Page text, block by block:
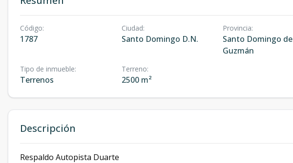
Código:
1787
Ciudad:
Santo Domingo D.N.
Provincia:
Santo Domingo de
Guzmán
Tipo de inmueble:
Terrenos
Terreno:
2500 m²
Descripción
Respaldo Autopista Duarte